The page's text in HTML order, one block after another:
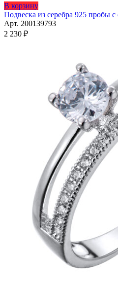
В корзинуЭтот
товар
имеет
странице
товара.
Подвеска из серебра 925 пробы
Арт. 200139793
2 230 ₽